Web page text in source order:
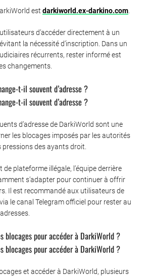
est darkiworld.ex-darkino.com
d’accéder directement à un
la nécessité d’inscription. Dans un
récurrents, rester informé est
changements.
t-il souvent d’adresse ?
t-il souvent d’adresse ?
d’adresse de DarkiWorld sont une
les blocages imposés par les autorités
pressions des ayants droit.
plateforme illégale, l’équipe derrière
s’adapter pour continuer à offrir
Il est recommandé aux utilisateurs de
le canal Telegram officiel pour rester au
blocages pour accéder à DarkiWorld ?
blocages pour accéder à DarkiWorld ?
et accéder à DarkiWorld, plusieurs